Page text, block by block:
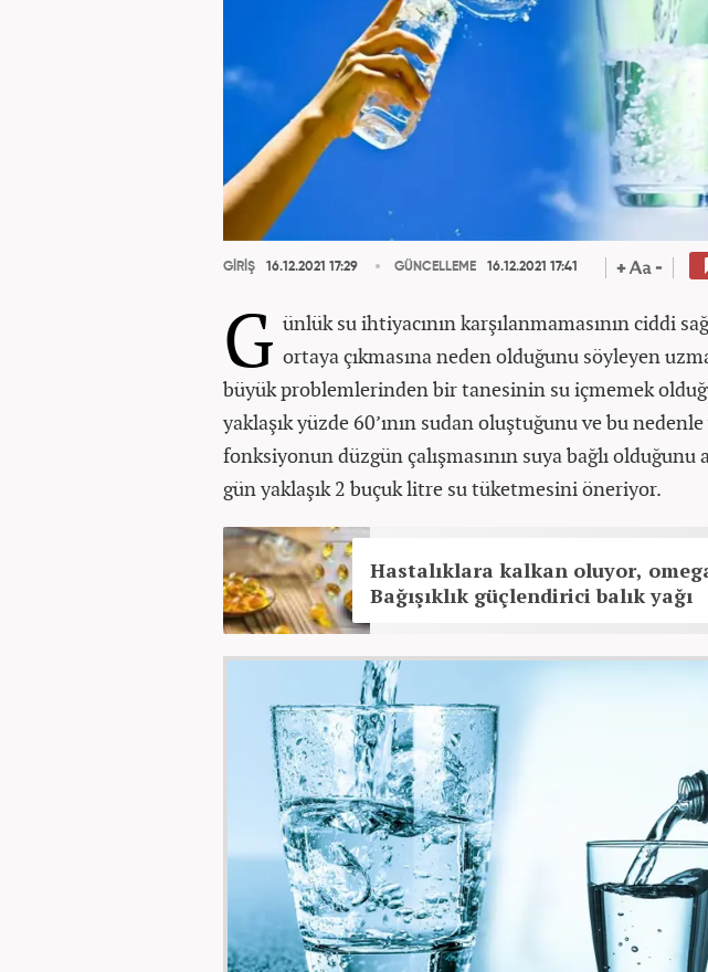
GİRİŞ 16.12.2021 17:29 GÜNCELLEME 16.12.2021 17:41
G ünlük su ihtiyacının karşılanmamasının ciddi
ortaya çıkmasına neden olduğunu söyleyen
büyük problemlerinden bir tanesinin su içmemek
yaklaşık yüzde 60’ının sudan oluştuğunu ve bu
fonksiyonun düzgün çalışmasının suya bağlı
gün yaklaşık 2 buçuk litre su tüketmesini öneriyor.
Hastalıklara kalkan oluyor,
Bağışıklık güçlendirici balık yağı